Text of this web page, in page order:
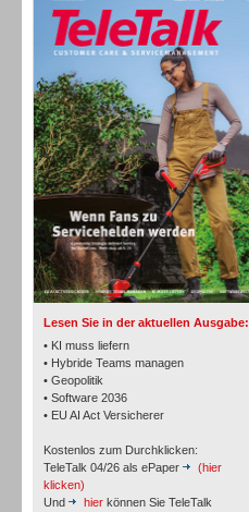
Lesen Sie in der aktuellen Ausgabe:
• KI muss liefern
• Hybride Teams managen
• Geopolitik
• Software 2036
• EU AI Act Versicherer
Kostenlos zum Durchklicken:
TeleTalk 04/26 als ePaper
(hier
klicken)
Und
hier können Sie TeleTalk
TK- und ACD-Systeme
Workforce-Management